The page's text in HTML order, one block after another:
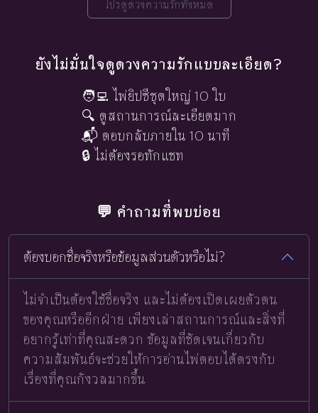
โปรดูดวงความรักทั้งหมด
ยังไม่มั่นใจดูดวงความรักแบบละเอียด?
🧑‍💻 ไพ่ยิปซีชุดใหญ่ 10 ใบ
🔍 ดูสถานการณ์ละเอียดมาก
📬 ตอบกลับภายใน 10 นาที
🔒 ไม่ต้องรอทักแชท
💬 คำถามที่พบบ่อย
ต้องบอกชื่อจริงหรือข้อมูลส่วนตัวหรือไม่?
ไม่จำเป็นต้องใช้ชื่อจริง และไม่ต้องเปิดเผยตัวตน
ของคุณหรืออีกฝ่าย เพียงเล่าสถานการณ์และสิ่งที่
อยากรู้เท่าที่คุณสะดวก ข้อมูลที่ชัดเจนเกี่ยวกับ
ความสัมพันธ์จะช่วยให้การอ่านไพ่ตอบได้ตรงกับ
เรื่องที่คุณกังวลมากขึ้น